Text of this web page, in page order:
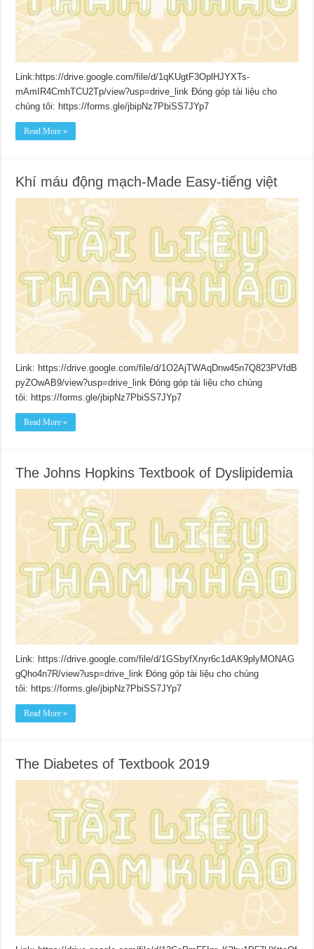
Link:https://drive.google.com/file/d/1qKUgtF3OplHJYXTs-
mAmIR4CmhTCU2Tp/view?usp=drive_link Đóng góp tài liệu cho
chúng tôi: https://forms.gle/jbipNz7PbiSS7JYp7
Read More »
Khí máu động mạch-Made Easy-tiếng việt
Link: https://drive.google.com/file/d/1O2AjTWAqDnw45n7Q823PVfdB
pyZOwAB9/view?usp=drive_link Đóng góp tài liệu cho chúng
tôi: https://forms.gle/jbipNz7PbiSS7JYp7
Read More »
The Johns Hopkins Textbook of Dyslipidemia
Link: https://drive.google.com/file/d/1GSbyfXnyr6c1dAK9plyMONAG
gQho4n7R/view?usp=drive_link Đóng góp tài liệu cho chúng
tôi: https://forms.gle/jbipNz7PbiSS7JYp7
Read More »
The Diabetes of Textbook 2019